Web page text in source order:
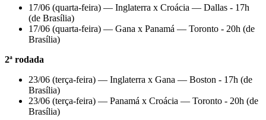
17/06 (quarta-feira) — Inglaterra x Croácia — Dallas - 17h
(de Brasília)
17/06 (quarta-feira) — Gana x Panamá — Toronto - 20h (de
Brasília)
2ª rodada
23/06 (terça-feira) — Inglaterra x Gana — Boston - 17h (de
Brasília)
23/06 (terça-feira) — Panamá x Croácia — Toronto - 20h (de
Brasília)